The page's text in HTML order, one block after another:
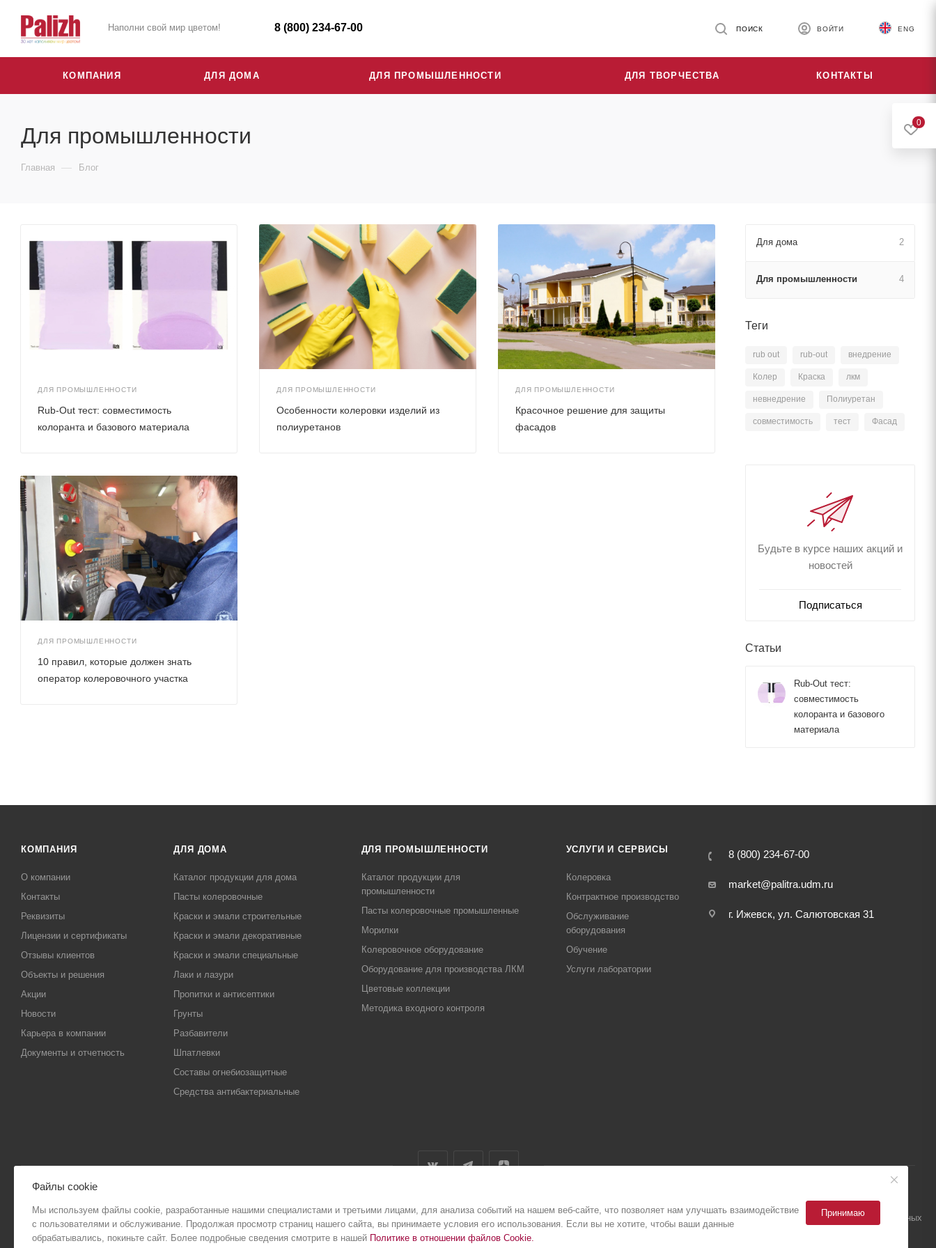
Наполни свой мир цветом! 8 (800) 234-67-00 ENG
ВОЙТИ
ПОИСК
КОМПАНИЯ ДЛЯ ДОМА ДЛЯ ПРОМЫШЛЕННОСТИ ДЛЯ ТВОРЧЕСТВА КОНТАКТЫ
Для промышленности
Главная — Блог
ДЛЯ ПРОМЫШЛЕННОСТИ
Rub-Out тест: совместимость
колоранта и базового материала
ДЛЯ ПРОМЫШЛЕННОСТИ
Особенности колеровки изделий из
полиуретанов
ДЛЯ ПРОМЫШЛЕННОСТИ
Красочное решение для защиты
фасадов
ДЛЯ ПРОМЫШЛЕННОСТИ
10 правил, которые должен знать
оператор колеровочного участка
Для дома 2
Для промышленности 4
Теги
rub out rub-out внедрение
Колер Краска лкм
невнедрение Полиуретан
совместимость тест Фасад
Будьте в курсе наших акций и
новостей
Подписаться
Статьи
Rub-Out тест:
совместимость
колоранта и базового
материала
КОМПАНИЯ
О компании
Контакты
Реквизиты
Лицензии и сертификаты
Отзывы клиентов
Объекты и решения
Акции
Новости
Карьера в компании
Документы и отчетность
ДЛЯ ДОМА
Каталог продукции для дома
Пасты колеровочные
Краски и эмали строительные
Краски и эмали декоративные
Краски и эмали специальные
Лаки и лазури
Пропитки и антисептики
Грунты
Разбавители
Шпатлевки
Составы огнебиозащитные
Средства антибактериальные
ДЛЯ ПРОМЫШЛЕННОСТИ
Каталог продукции для
промышленности
Пасты колеровочные промышленные
Морилки
Колеровочное оборудование
Оборудование для производства ЛКМ
Цветовые коллекции
Методика входного контроля
УСЛУГИ И СЕРВИСЫ
Колеровка
Контрактное производство
Обслуживание
оборудования
Обучение
Услуги лаборатории
8 (800) 234-67-00
market@palitra.udm.ru
г. Ижевск, ул. Салютовская 31
Политика конфиденциальности Политика обработки персональных данных
ООО "Новый дом" (ИНН 1831057110) ВК49865
0
Файлы cookie
Мы используем файлы cookie, разработанные нашими специалистами и третьими лицами, для анализа событий на нашем веб-сайте, что позволяет нам улучшать взаимодействие
с пользователями и обслуживание. Продолжая просмотр страниц нашего сайта, вы принимаете условия его использования. Если вы не хотите, чтобы ваши данные
обрабатывались, покиньте сайт. Более подробные сведения смотрите в нашей Политике в отношении файлов Cookie.
Принимаю